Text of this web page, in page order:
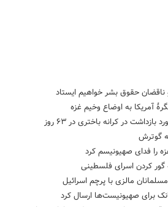
و ناقضان حقوق بشر خواهیم ایستاد
آمریکا به اوضاع وخیم غزه
گوترش
را فدای صهیونیسم کرد
گور کردن اسرای فلسطینی
مالزی با پرچم اسرائیل